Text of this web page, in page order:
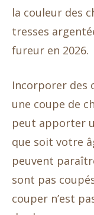
la couleur des
tresses
fureur en 2026.
Incorporer des
une coupe de
peut apporter
que soit votre
peuvent
sont pas
couper n’est